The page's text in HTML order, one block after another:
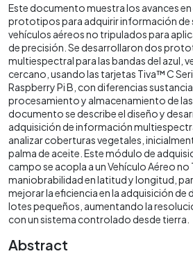
Este documento muestra los avances
prototipos para adquirir información de
vehículos aéreos no tripulados para
de precisión. Se desarrollaron dos
multiespectral para las bandas del azul,
cercano, usando las tarjetas Tiva™ C
Raspberry Pi B, con diferencias
procesamiento y almacenamiento de las
documento se describe el diseño y
adquisición de información
analizar coberturas vegetales,
palma de aceite. Este módulo de
campo se acopla a un Vehículo Aéreo
maniobrabilidad en latitud y longitud,
mejorar la eficiencia en la adquisición de
lotes pequeños, aumentando la
con un sistema controlado desde tierra.
Abstract